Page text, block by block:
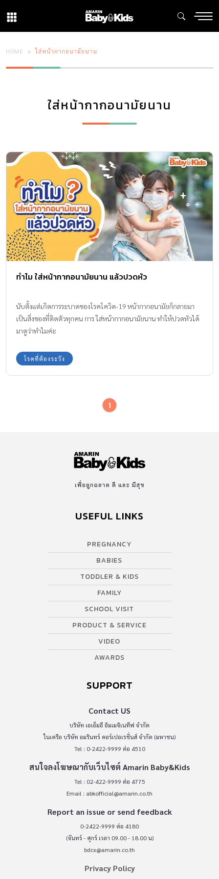
HOME ใส่หน้ากากอนามัยนาน
ใส่หน้ากากอนามัยนาน
ทำไม ใส่หน้ากากอนามัยนาน แล้วปวดหัว
นับตั้งแต่เกิดการระบาดของโรคโควิด-19 หน้ากากอนามัยก็กลายมา
เป็นสิ่งของที่ติดตัวทุกคน การ ใส่หน้ากากอนามัยนาน ทำให้ปวดหัวได้
มาดูว่าทำไมค่ะ
โรคที่ต้องระวัง
1
เพื่อลูกฉลาด ดี และ มีสุข
USEFUL LINKS
PREGNANCY
BABIES
TODDLER & KIDS
FAMILY
SCHOOL VISIT
PRODUCT & SERVICE
VIDEO
AWARDS
SUPPORT
Contact US
บริษัท เอเอ็มอี อิมเมจิเนทีฟ จำกัด
ในเครือ บริษัท อมรินทร์ คอร์เปอเรชั่นส์ จำกัด (มหาชน)
Tel : 0-2422-9999 ต่อ 4510
สนใจลงโฆษณากับเว็บไซต์ Amarin Baby&Kids
Tel : 02-422-9999 ต่อ 4775
Email : abkofficial@amarin.co.th
Report an issue or send feedback
0-2422-9999 ต่อ 4180
(จันทร์ - ศุกร์ เวลา 09.00 - 18.00 น)
bdcx@amarin.co.th
Privacy Policy